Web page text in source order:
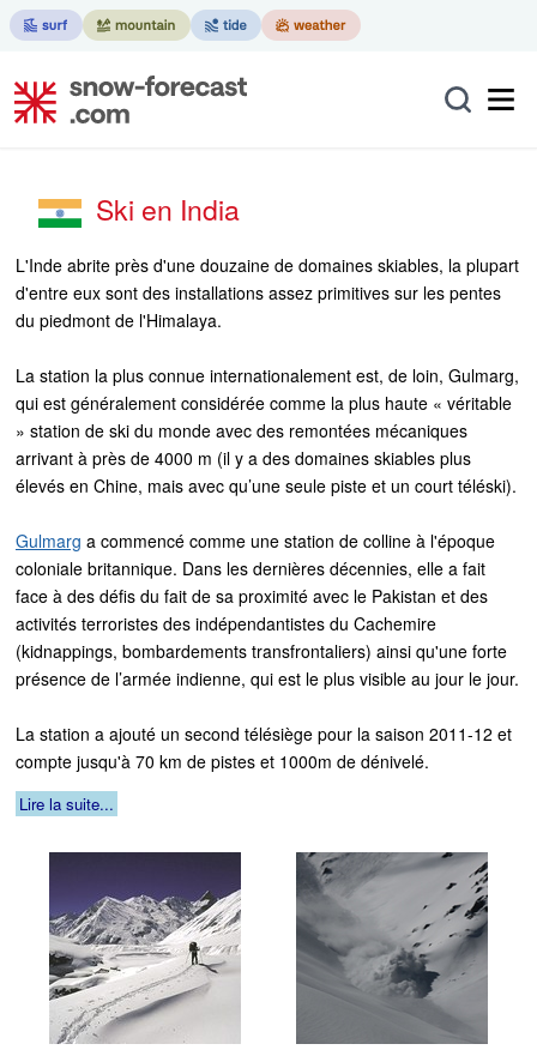
Ski en India
L'Inde abrite près d'une douzaine de domaines skiables, la plupart
d'entre eux sont des installations assez primitives sur les pentes
du piedmont de l'Himalaya.
La station la plus connue internationalement est, de loin, Gulmarg,
qui est généralement considérée comme la plus haute « véritable
» station de ski du monde avec des remontées mécaniques
arrivant à près de 4000 m (il y a des domaines skiables plus
élevés en Chine, mais avec qu’une seule piste et un court téléski).
Gulmarg a commencé comme une station de colline à l'époque
coloniale britannique. Dans les dernières décennies, elle a fait
face à des défis du fait de sa proximité avec le Pakistan et des
activités terroristes des indépendantistes du Cachemire
(kidnappings, bombardements transfrontaliers) ainsi qu'une forte
présence de l’armée indienne, qui est le plus visible au jour le jour.
La station a ajouté un second télésiège pour la saison 2011-12 et
compte jusqu'à 70 km de pistes et 1000m de dénivelé.
Lire la suite...